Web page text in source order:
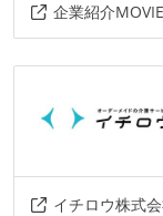
企業紹介MOVIE
イチロウ株式